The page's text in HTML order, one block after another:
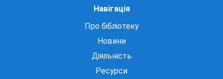
Навігація
Про бібліотеку
Новини
Діяльність
Ресурси